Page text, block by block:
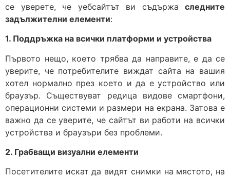
се уверете, че уебсайтът ви съдържа следните
задължителни елементи:
1. Поддръжка на всички платформи и устройства
Първото нещо, което трябва да направите, е да се
уверите, че потребителите виждат сайта на вашия
хотел нормално през което и да е устройство или
браузър. Съществуват редица видове смартфони,
операционни системи и размери на екрана. Затова е
важно да се уверите, че сайтът ви работи на всички
устройства и браузъри без проблеми.
2. Грабващи визуални елементи
Посетителите искат да видят снимки на мястото, на